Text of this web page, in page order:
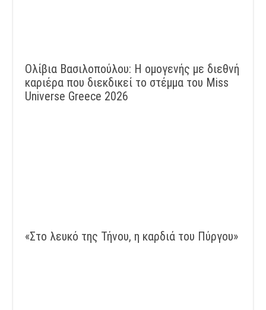
Ολίβια Βασιλοπούλου: Η ομογενής με διεθνή
καριέρα που διεκδικεί το στέμμα του Miss
Universe Greece 2026
«Στο λευκό της Τήνου, η καρδιά του Πύργου»